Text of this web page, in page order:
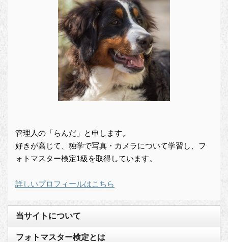
管理人の「らんだ」と申します。
好きが高じて、独学で写真・カメラについて学習し、フ
ォトマスター検定1級を取得しています。
詳しいプロフィールはこちら
当サイトについて
フォトマスター検定とは